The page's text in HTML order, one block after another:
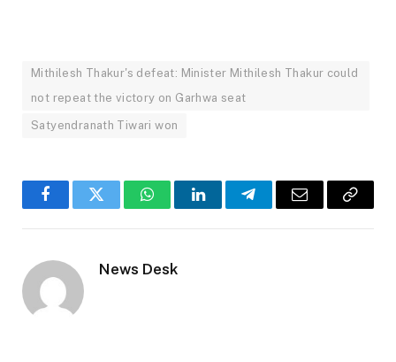
Mithilesh Thakur's defeat: Minister Mithilesh Thakur could
not repeat the victory on Garhwa seat
Satyendranath Tiwari won
FacebookTwitter WhatsAppLinkedInTelegramEmail
Copy
News Desk